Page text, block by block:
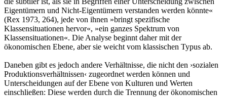
Eigentümern und Nicht-Eigentümern verstanden werden könnte«
(Rex 1973, 264), jede von ihnen »bringt spezifische
Klassensituationen hervor«, »ein ganzes Spektrum von
Klassensituationen«. Die Analyse beginnt daher mit der
ökonomischen Ebene, aber sie weicht vom klassischen Typus ab.
Daneben gibt es jedoch andere Verhältnisse, die nicht den ›sozialen
Produktionsverhältnissen‹ zugeordnet werden können und
Unterscheidungen auf der Ebene von Kulturen und Werten
einschließen: Diese werden durch die Trennung der ökonomischen